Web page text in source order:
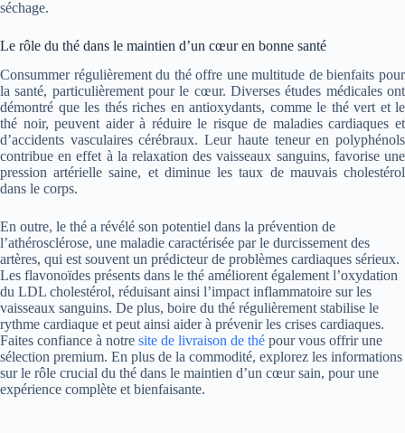
séchage.
Le rôle du thé dans le maintien d’un cœur en bonne santé
Consummer régulièrement du thé offre une multitude de bienfaits pour
la santé, particulièrement pour le cœur. Diverses études médicales ont
démontré que les thés riches en antioxydants, comme le thé vert et le
thé noir, peuvent aider à réduire le risque de maladies cardiaques et
d’accidents vasculaires cérébraux. Leur haute teneur en polyphénols
contribue en effet à la relaxation des vaisseaux sanguins, favorise une
pression artérielle saine, et diminue les taux de mauvais cholestérol
dans le corps.
En outre, le thé a révélé son potentiel dans la prévention de
l’athérosclérose, une maladie caractérisée par le durcissement des
artères, qui est souvent un prédicteur de problèmes cardiaques sérieux.
Les flavonoïdes présents dans le thé améliorent également l’oxydation
du LDL cholestérol, réduisant ainsi l’impact inflammatoire sur les
vaisseaux sanguins. De plus, boire du thé régulièrement stabilise le
rythme cardiaque et peut ainsi aider à prévenir les crises cardiaques.
Faites confiance à notre site de livraison de thé pour vous offrir une
sélection premium. En plus de la commodité, explorez les informations
sur le rôle crucial du thé dans le maintien d’un cœur sain, pour une
expérience complète et bienfaisante.